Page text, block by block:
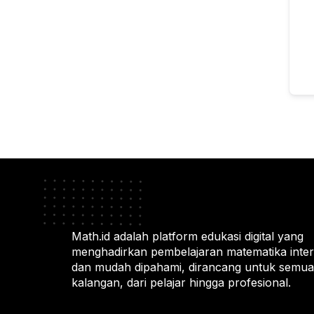
Math.id adalah platform edukasi digital yang
menghadirkan pembelajaran matematika
dan mudah dipahami, dirancang untuk semua
kalangan, dari pelajar hingga profesional.